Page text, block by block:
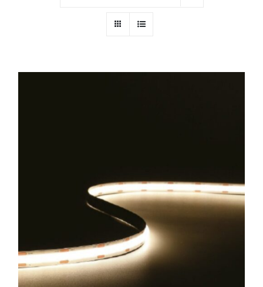
ESTE
PRODUCTO
TIENE
MÚLTIPLES
VARIANTES.
LAS
OPCIONES
SE
PUEDEN
ELEGIR